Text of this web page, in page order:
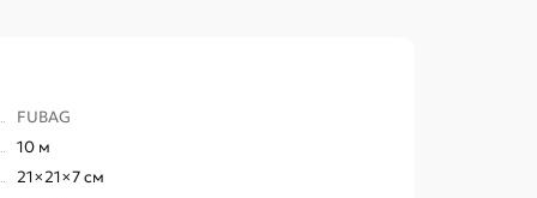
FUBAG
10 м
21×21×7 см